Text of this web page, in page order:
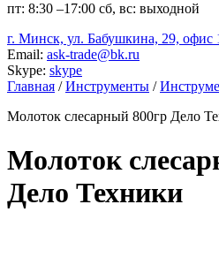
пт: 8:30 –17:00 сб, вс: выходной
г. Минск, ул. Бабушкина, 29, офис
Email: ask-trade@bk.ru
Skype: skype
Главная / Инструменты /
Молоток слесарный 800гр Дело
Молоток
Дело Техники